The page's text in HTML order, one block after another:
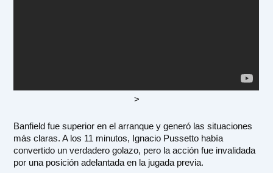
>
Banfield fue superior en el arranque y generó las situaciones
más claras. A los 11 minutos, Ignacio Pussetto había
convertido un verdadero golazo, pero la acción fue invalidada
por una posición adelantada en la jugada previa.